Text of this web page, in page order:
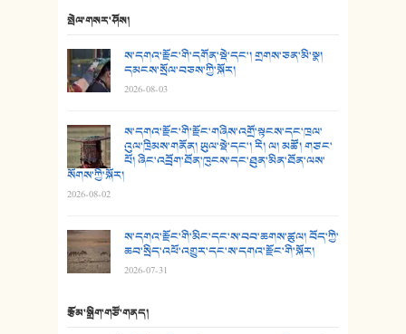
25. མགྲོན་པོ།
26. ཨ་མའི་ཐང་ཁུག
27. ལྕེ་བདེ་ཞོལ་གྱི་པང་གདན།
28. སྟོད་གཞས། - ཕན་ཐོག
30. སི་ལིང་འབྲི་མོ། - ཕན་ཐོག
31. ཕ་ཡུལ་ཡར་ཀླུང་།
32. ཨ་མ།
སྤེལ་གསར་ཤོས།
ས་དགའ་རྫོང་གི་དགོན་སྡེ་དང་། གྲགས་ཅན་མི་སྣ།
དམངས་སྲོལ་བཅས་ཀྱི་སྐོར།
2026-08-03
ས་དགའ་རྫོང་གི་རྫོང་གཞིས་འགྲོ་སྟངས་དང་ཁྲལ་
འུལ་ཁྲིམས་གནོན། ཡུལ་སྡེ་དང་། རི། ལ། མཚོ། གཙང་
པོ། ཞིང་འབྲོག་ཐོན་ཁུངས་དང་ཐུན་མིན་ཐོན་ལས་
སོགས་ཀྱི་སྐོར།
2026-08-02
ས་དགའ་རྫོང་གི་མིང་དང་ས་བབ་ཆགས་ཚུལ། བོད་ཀྱི་
ཆབ་སྲིད་འཕོ་འགྱུར་དང་ས་དགའ་རྫོང་གི་སྐོར།
2026-07-31
རྩོམ་སྒྲིག་གཙོ་གནད།